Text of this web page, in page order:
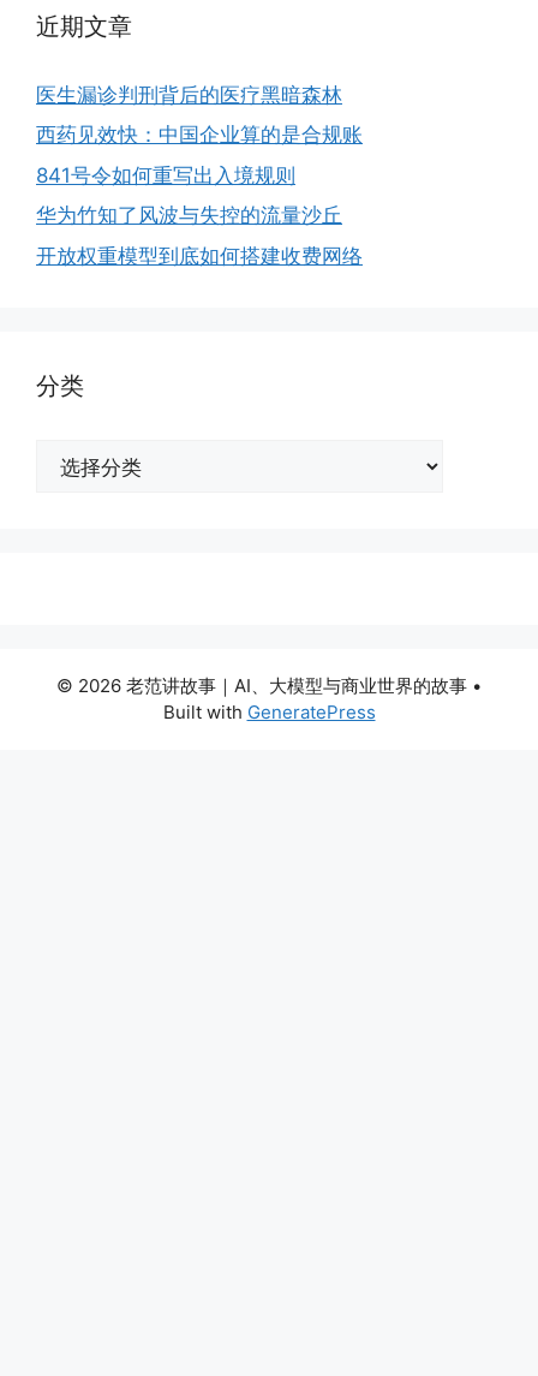
近期文章
医生漏诊判刑背后的医疗黑暗森林
西药见效快：中国企业算的是合规账
841号令如何重写出入境规则
华为竹知了风波与失控的流量沙丘
开放权重模型到底如何搭建收费网络
分类
© 2026 老范讲故事｜AI、大模型与商业世界的故事 •
Built with GeneratePress